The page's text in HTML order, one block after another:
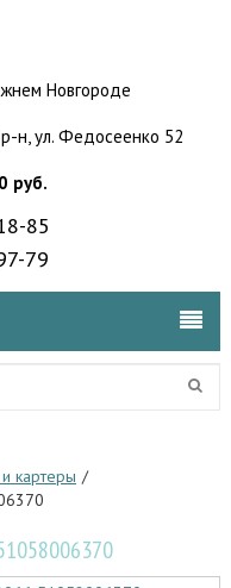
Новгороде
н,ул. Федосеенко 52
0 руб.
85
79
картеры /